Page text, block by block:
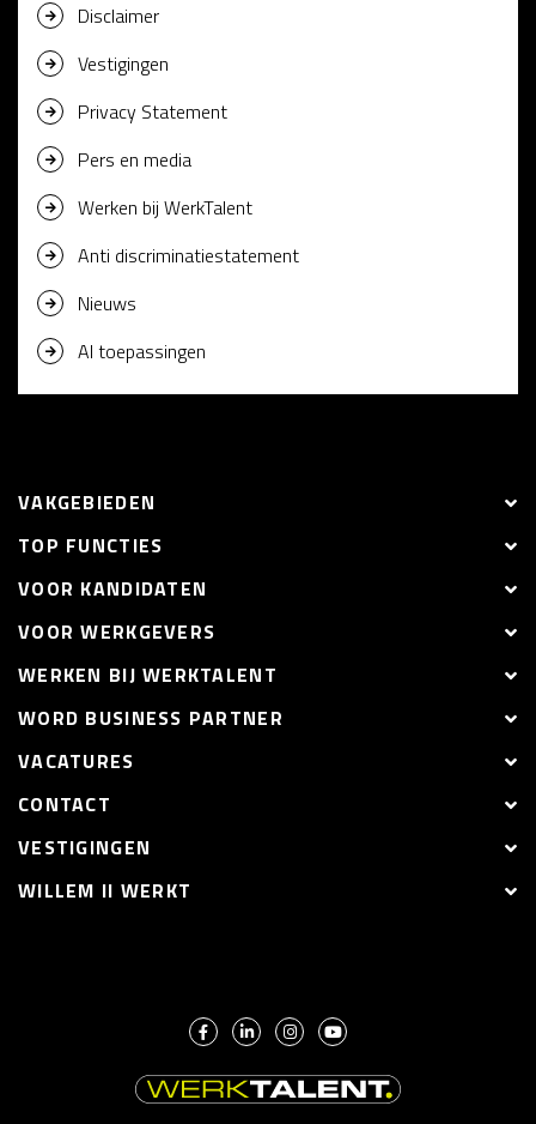
Disclaimer
Vestigingen
Privacy Statement
Pers en media
Werken bij WerkTalent
Anti discriminatiestatement
Nieuws
AI toepassingen
VAKGEBIEDEN
TOP FUNCTIES
VOOR KANDIDATEN
VOOR WERKGEVERS
WERKEN BIJ WERKTALENT
WORD BUSINESS PARTNER
VACATURES
CONTACT
VESTIGINGEN
WILLEM II WERKT